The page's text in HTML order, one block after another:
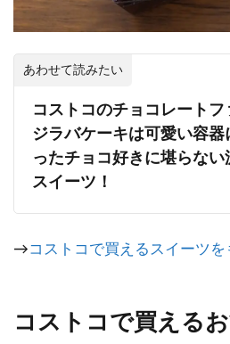
あわせて読みたい
コストコのチョコレートフ
ジラバケーキは可愛い容器
ったチョコ好きに堪らない
スイーツ！
→コストコで買えるスイーツを
コストコで買える